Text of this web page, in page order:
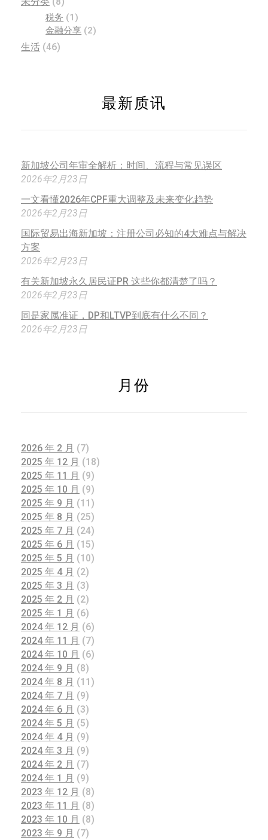
税务 (1)
金融分享 (2)
生活 (46)
最新质讯
新加坡公司年审全解析：时间、流程与常见误区
2026年2月23日
一文看懂2026年CPF重大调整及未来变化趋势
2026年2月23日
国际贸易出海新加坡：注册公司必知的4大难点与解决
方案
2026年2月23日
有关新加坡永久居民证PR 这些你都清楚了吗？
2026年2月23日
同是家属准证，DP和LTVP到底有什么不同？
2026年2月23日
月份
2026 年 2 月 (7)
2025 年 12 月 (18)
2025 年 11 月 (9)
2025 年 10 月 (9)
2025 年 9 月 (11)
2025 年 8 月 (25)
2025 年 7 月 (24)
2025 年 6 月 (15)
2025 年 5 月 (10)
2025 年 4 月 (2)
2025 年 3 月 (3)
2025 年 2 月 (2)
2025 年 1 月 (6)
2024 年 12 月 (6)
2024 年 11 月 (7)
2024 年 10 月 (6)
2024 年 9 月 (8)
2024 年 8 月 (11)
2024 年 7 月 (9)
2024 年 6 月 (3)
2024 年 5 月 (5)
2024 年 4 月 (9)
2024 年 3 月 (9)
2024 年 2 月 (7)
2024 年 1 月 (9)
2023 年 12 月 (8)
2023 年 11 月 (8)
2023 年 10 月 (8)
2023 年 9 月 (7)